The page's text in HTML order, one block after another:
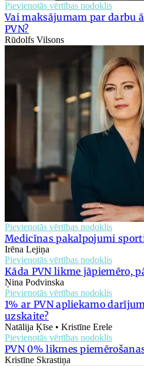
Pievienotās vērtības nodoklis
Vai maksājumam par darbu
PVN?
Rūdolfs Vilsons
Pievienotās vērtības nodoklis
Medicīnas pakalpojumi
Irēna Lejiņa
Pievienotās vērtības nodoklis
Kāda PVN likme jāpiemēro,
Ņina Podvinska
Pievienotās vērtības nodoklis
1% ar PVN apliekamo
uzskaite?
Natālija Ķīse • Kristīne Erele
Pievienotās vērtības nodoklis
PVN 0% likmes
Kristīne Skrastiņa